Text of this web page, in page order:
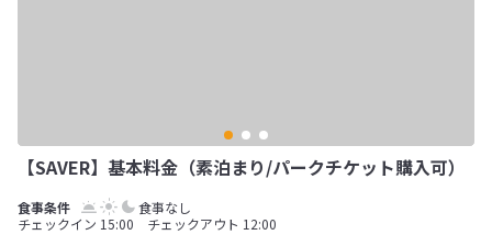
【SAVER】基本料金（素泊まり/パークチケット購入可）
食事なし
チェックイン 15:00 チェックアウト 12:00